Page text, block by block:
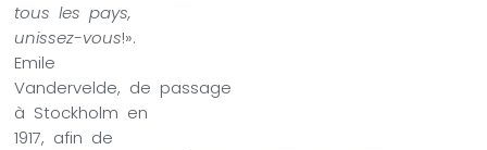
tous les pays,
unissez-vous!».
Emile
Vandervelde, de passage
à Stockholm en
1917, afin de